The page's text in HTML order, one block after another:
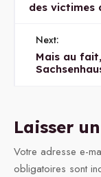
des victimes
Next:
Mais au
Laisser
Votre adresse e-
obligatoires sont